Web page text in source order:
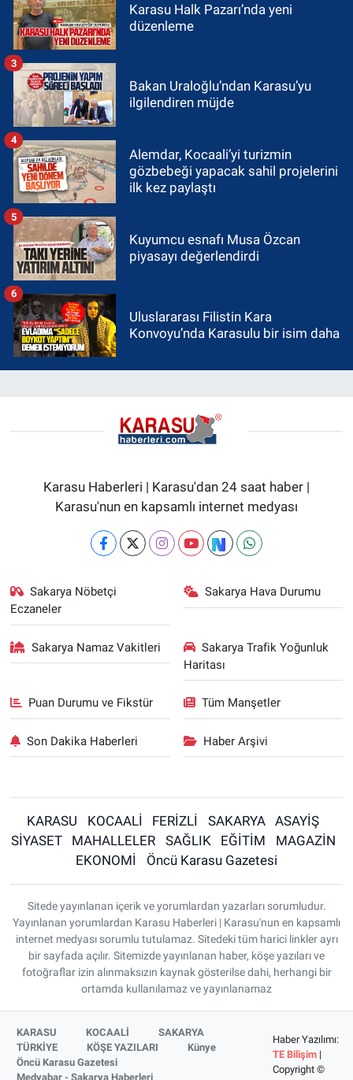
Karasu Halk Pazarı’nda yeni
düzenleme
Bakan Uraloğlu’ndan Karasu’yu
ilgilendiren müjde
3
Alemdar, Kocaali’yi turizmin
gözbebeği yapacak sahil projelerini
ilk kez paylaştı
4
Kuyumcu esnafı Musa Özcan
piyasayı değerlendirdi
5
Uluslararası Filistin Kara
Konvoyu’nda Karasulu bir isim daha
6
Karasu Haberleri | Karasu'dan 24 saat haber |
Karasu'nun en kapsamlı internet medyası
Sakarya Nöbetçi
Eczaneler
Sakarya Hava Durumu
Sakarya Namaz Vakitleri
Sakarya Trafik Yoğunluk
Haritası
Puan Durumu ve Fikstür Tüm Manşetler
Son Dakika Haberleri Haber Arşivi
KARASU KOCAALİ FERİZLİ SAKARYA
ASAYİŞ
SİYASET
MAHALLELER SAĞLIK EĞİTİM
MAGAZİN
EKONOMİ
Öncü Karasu Gazetesi
Sitede yayınlanan içerik ve yorumlardan yazarları sorumludur.
Yayınlanan yorumlardan Karasu Haberleri | Karasu'nun en kapsamlı
internet medyası sorumlu tutulamaz. Sitedeki tüm harici linkler ayrı
bir sayfada açılır. Sitemizde yayınlanan haber, köşe yazıları ve
fotoğraflar izin alınmaksızın kaynak gösterilse dahi, herhangi bir
ortamda kullanılamaz ve yayınlanamaz
KARASU KOCAALİ
SAKARYA
TÜRKİYE
KÖŞE YAZILARI
Künye
Öncü Karasu Gazetesi
Medyabar - Sakarya Haberleri
Haber Yazılımı:
TE Bilişim|
Copyright ©